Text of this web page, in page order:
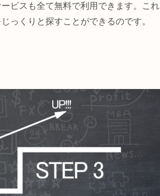
ビスも全て無料で利用できます。これ
っくりと探すことができるのです。